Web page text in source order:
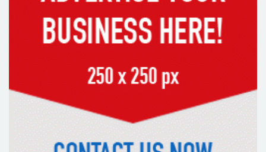
সতর্কতা জারি
দুর্নীতিমুক্ত প্রশাসন গড়াই সরকারের মূল